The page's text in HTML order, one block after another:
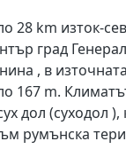
km изток-
град
, в
167 m.
дол (суходол
румънска